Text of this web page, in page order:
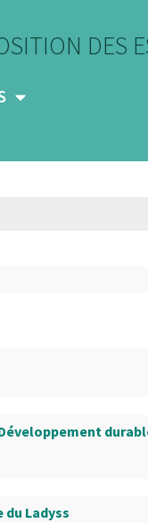
DES
Développement
du Ladyss